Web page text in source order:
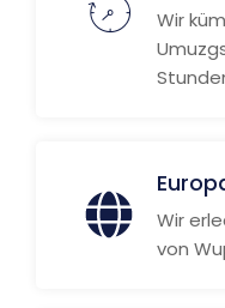
Wir
Wir
von